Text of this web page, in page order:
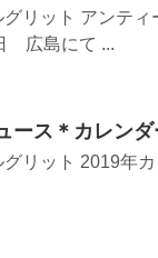
リット アンテ
広島にて ...
ース＊カレン
リット 2019年